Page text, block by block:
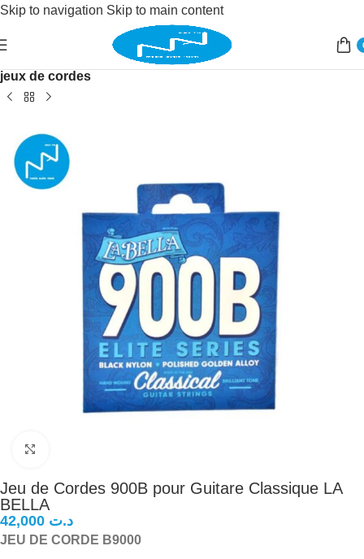
Skip to navigation Skip to main content
Instruments de musique/ instruments à cordes
jeux de cordes
Jeu de Cordes 900B pour Guitare Classique LA
BELLA
د.ت
JEU DE CORDE B9000